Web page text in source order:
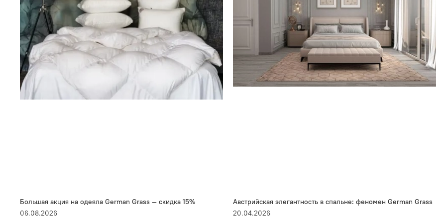
Большая акция на одеяла German Grass — скидка 15%
06.08.2026
Австрийская элегантность в спальне: феномен German Grass
20.04.2026